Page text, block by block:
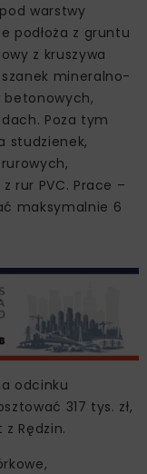
warstwy
podłoża z gruntu
z kruszywa
mineralno-
betonowych,
Poza tym
studzienek,
rur PVC. Prace –
maksymalnie 6
odcinku
317 tys. zł,
Rędzin.